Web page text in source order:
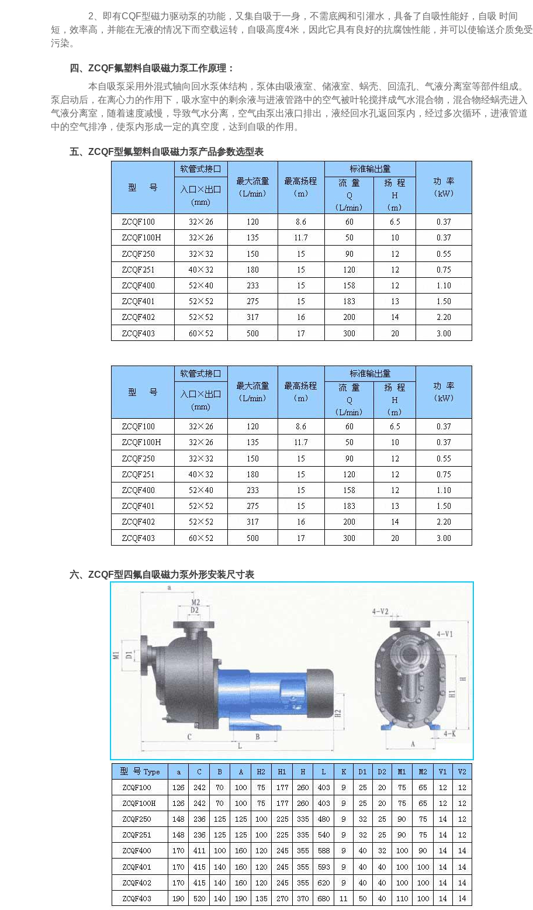
2、即有CQF型磁力驱动泵的功能，又集自吸于一身，不需底阀和引灌水，具备了自吸性能好，自吸 时间
短，效率高，并能在无液的情况下而空载运转，自吸高度4米，因此它具有良好的抗腐蚀性能，并可以使输送介质免受
污染。
四、ZCQF氟塑料自吸磁力泵工作原理：
本自吸泵采用外混式轴向回水泵体结构，泵体由吸液室、储液室、蜗壳、回流孔、气液分离室等部件组成。
泵启动后，在离心力的作用下，吸水室中的剩余液与进液管路中的空气被叶轮搅拌成气水混合物，混合物经蜗壳进入
气液分离室，随着速度减慢，导致气水分离，空气由泵出液口排出，液经回水孔返回泵内，经过多次循环，进液管道
中的空气排净，使泵内形成一定的真空度，达到自吸的作用。
五、ZCQF型氟塑料自吸磁力泵产品参数选型表
六、ZCQF型四氟自吸磁力泵外形安装尺寸表